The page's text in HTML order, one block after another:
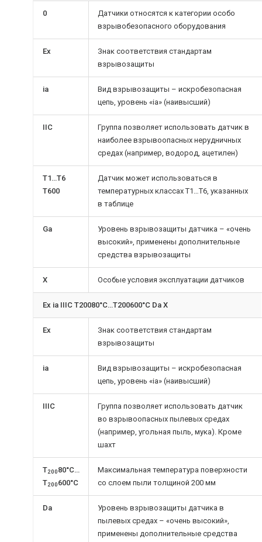
0
Датчики относятся к категории особо
взрывобезопасного оборудования
Ех
Знак соответствия стандартам
взрывозащиты
ia
Вид взрывозащиты – искробезопасная
цепь, уровень «ia» (наивысший)
IIC
Группа позволяет использовать датчик в
наиболее взрывоопасных нерудничных
средах (например, водород, ацетилен)
Т1…Т6
Т600
Датчик может использоваться в
температурных классах Т1…Т6, указанных
в таблице
Ga
Уровень взрывозащиты датчика – «очень
высокий», применены дополнительные
средства взрывозащиты
Х Особые условия эксплуатации датчиков
Ex ia IIIC T20080°C…T200600°C Da X
Ех
Знак соответствия стандартам
взрывозащиты
ia
Вид взрывозащиты – искробезопасная
цепь, уровень «ia» (наивысший)
IIIC
Группа позволяет использовать датчик
во взрывоопасных пылевых средах
(например, угольная пыль, мука). Кроме
шахт
T20080°C…
T200600°C
Максимальная температура поверхности
со слоем пыли толщиной 200 мм
Da
Уровень взрывозащиты датчика в
пылевых средах – «очень высокий»,
применены дополнительные средства